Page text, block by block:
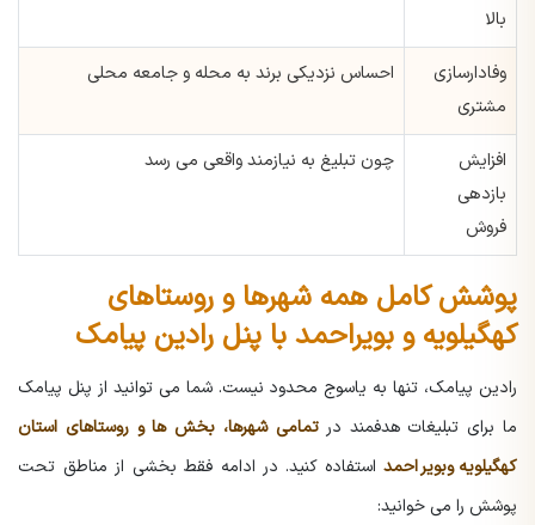
بالا
وفادارسازی
مشتری
احساس نزدیکی برند به محله و جامعه محلی
افزایش
بازدهی
فروش
چون تبلیغ به نیازمند واقعی می رسد
پوشش کامل همه شهرها و روستاهای
کهگیلویه و بویراحمد با پنل رادین پیامک
رادین پیامک، تنها به یاسوج محدود نیست. شما می توانید از پنل پیامک
ما برای تبلیغات هدفمند درتمامی شهرها، بخش ها و روستاهای استان
کهگیلویه وبویراحمداستفاده کنید. در ادامه فقط بخشی از مناطق تحت
پوشش را می خوانید: